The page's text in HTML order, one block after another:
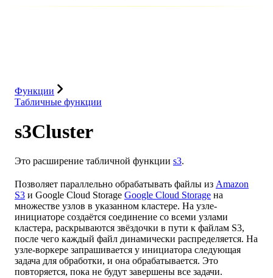
Функции
Табличные функции
s3Cluster
Это расширение табличной функции s3.
Позволяет параллельно обрабатывать файлы из Amazon
S3 и Google Cloud Storage Google Cloud Storage на
множестве узлов в указанном кластере. На узле-
инициаторе создаётся соединение со всеми узлами
кластера, раскрываются звёздочки в пути к файлам S3,
после чего каждый файл динамически распределяется. На
узле-воркере запрашивается у инициатора следующая
задача для обработки, и она обрабатывается. Это
повторяется, пока не будут завершены все задачи.